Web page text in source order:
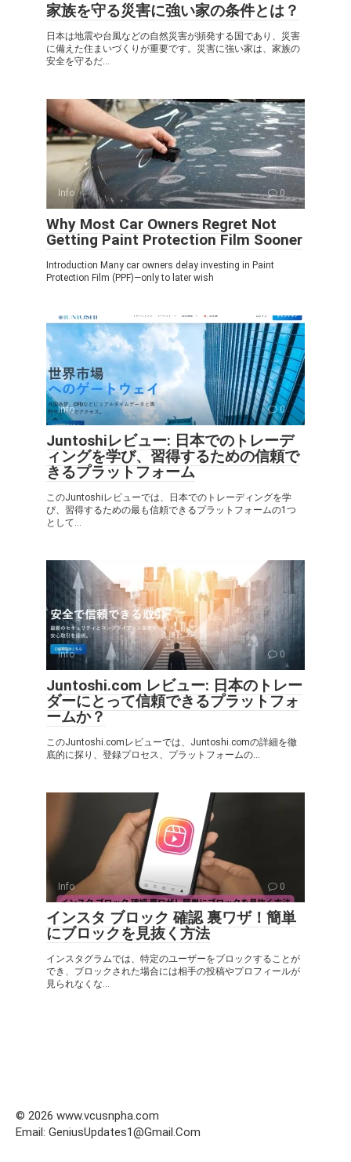
家族を守る災害に強い家の条件とは？
日本は地震や台風などの自然災害が頻発する国であり、災害
に備えた住まいづくりが重要です。災害に強い家は、家族の
安全を守るだ...
Info 0
Why Most Car Owners Regret Not
Getting Paint Protection Film Sooner
Introduction Many car owners delay investing in Paint
Protection Film (PPF)—only to later wish
Info 0
Juntoshiレビュー: 日本でのトレーデ
ィングを学び、習得するための信頼で
きるプラットフォーム
このJuntoshiレビューでは、日本でのトレーディングを学
び、習得するための最も信頼できるプラットフォームの1つ
として...
Info 0
Juntoshi.com レビュー: 日本のトレー
ダーにとって信頼できるプラットフォ
ームか？
このJuntoshi.comレビューでは、Juntoshi.comの詳細を徹
底的に探り、登録プロセス、プラットフォームの...
Info 0
インスタ ブロック 確認 裏ワザ！簡単
にブロックを見抜く方法
インスタグラムでは、特定のユーザーをブロックすることが
でき、ブロックされた場合には相手の投稿やプロフィールが
見られなくな...
© 2026 www.vcusnpha.com
Email: GeniusUpdates1@Gmail.Com